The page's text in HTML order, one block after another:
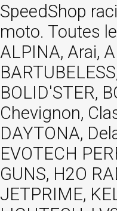
SpeedShop
moto. Toutes
ALPINA, Arai,
BOLID'STER,
Chevignon,
DAYTONA,
EVOTECH
GUNS, H2O
JETPRIME,